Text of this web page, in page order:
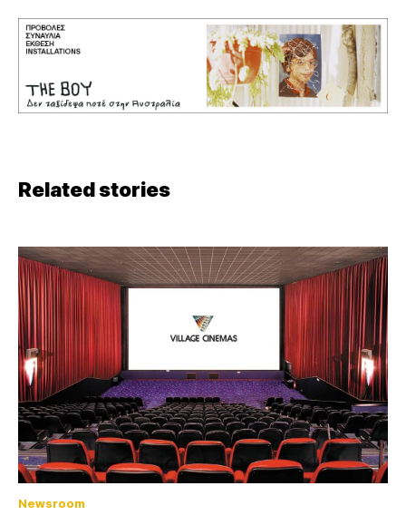
Related stories
Newsroom